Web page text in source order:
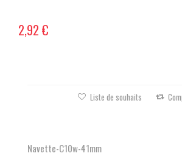
2,92 €
Liste de souhaits
Navette-C10w-41mm